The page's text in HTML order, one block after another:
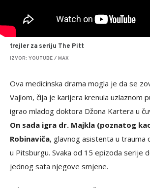
trejler za seriju The Pitt
IZVOR: YOUTUBE / MAX
Ova medicinska drama mogla je da se
Vajlom, čija je karijera krenula uzlaznom
igrao mladog doktora Džona Kartera u
On sada igra dr. Majkla (poznatog
Robinaviča, glavnog asistenta u trauma
u Pitsburgu. Svaka od 15 epizoda serije
jednog sata njegove smjene.